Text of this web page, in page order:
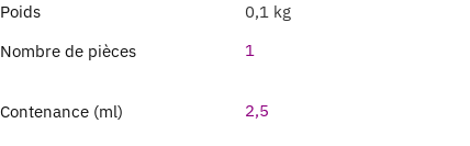
Poids
0,1 kg
Nombre de pièces
1
Contenance (ml) 2,5